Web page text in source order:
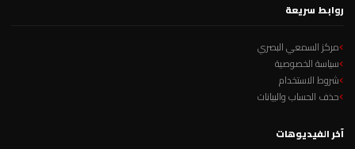
روابط سريعة
مركز السمعي البصري
سياسة الخصوصية
شروط الاستخدام
حذف الحساب والبيانات
آخر الفيديوهات